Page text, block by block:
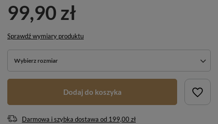
99,90 zł
Sprawdź wymiary produktu
Wybierz rozmiar
Dodaj do koszyka
Darmowa i szybka dostawa od 199,00 zł